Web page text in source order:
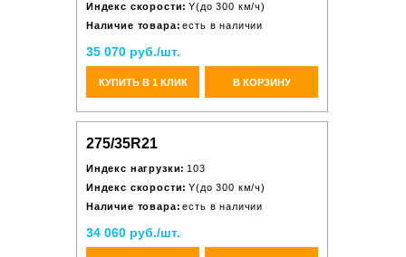
Индекс скорости: Y(до 300 км/ч)
Наличие товара: есть в наличии
35 070 руб./шт.
КУПИТЬ В 1 КЛИК В КОРЗИНУ
275/35R21
Индекс нагрузки: 103
Индекс скорости: Y(до 300 км/ч)
Наличие товара: есть в наличии
34 060 руб./шт.